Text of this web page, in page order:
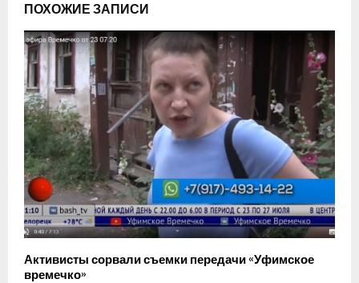
ПОХОЖИЕ ЗАПИСИ
Активисты сорвали съемки передачи «Уфимское
времечко»